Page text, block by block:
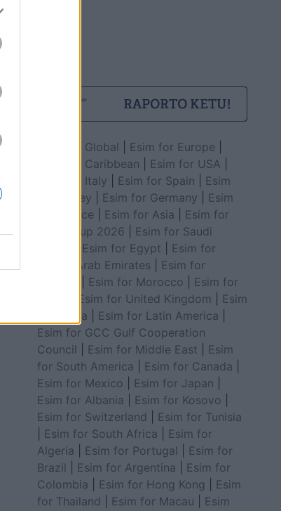
Esim for Global Esim for Europe
Esim for Caribbean
Esim for USA
Esim for Italy
Esim for Spain
Esim
for Turkey
Esim for Germany
Esim
for Greece
Esim for Asia
Esim for
World Cup 2026
Esim for Saudi
Esim for Egypt
Esim for
United Arab Emirates
Esim for
Esim for Morocco
Esim for
Esim for United Kingdom
Esim
for Africa
Esim for Latin America
Esim for GCC Gulf Cooperation
Council
Esim for Middle East
Esim
for South America
Esim for Canada
Esim for Mexico
Esim for Japan
Esim for Albania
Esim for Kosovo
Esim for Switzerland
Esim for Tunisia
Esim for South Africa
Esim for
Algeria
Esim for Portugal
Esim for
Brazil
Esim for Argentina
Esim for
Colombia
Esim for Hong Kong
Esim
for Thailand
Esim for Macau
Esim